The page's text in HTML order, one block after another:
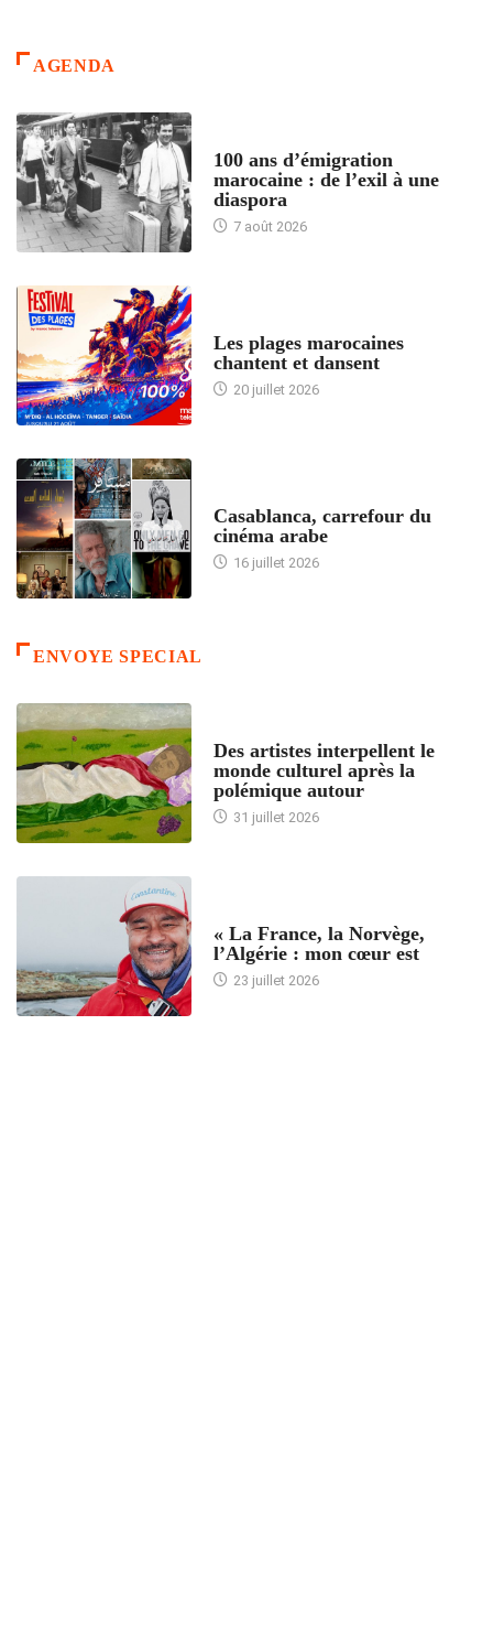
AGENDA
100 ans d’émigration
marocaine : de l’exil à une
diaspora
7 août 2026
Les plages marocaines
chantent et dansent
20 juillet 2026
Casablanca, carrefour du
cinéma arabe
16 juillet 2026
ENVOYE SPECIAL
Des artistes interpellent le
monde culturel après la
polémique autour
31 juillet 2026
« La France, la Norvège,
l’Algérie : mon cœur est
23 juillet 2026